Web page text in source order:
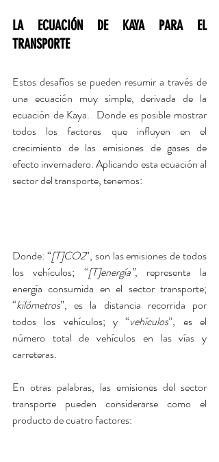
LA ECUACIÓN DE KAYA PARA EL
TRANSPORTE
Estos desafíos se pueden resumir a través de
una ecuación muy simple, derivada de la
ecuación de Kaya.  Donde es posible mostrar
todos los factores que influyen en el
crecimiento de las emisiones de gases de
efecto invernadero. Aplicando esta ecuación al
sector del transporte, tenemos:
Donde: “[T]CO2”, son las emisiones de todos
los vehículos; “[T]energía”, representa la
energía consumida en el sector transporte;
“kilómetros”, es la distancia recorrida por
todos los vehículos; y “vehículos”, es el
número total de vehículos en las vías y
carreteras.
En otras palabras, las emisiones del sector
transporte pueden considerarse como el
producto de cuatro factores: